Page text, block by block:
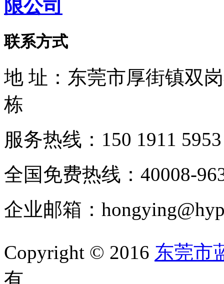
联系方式
地 址：东莞市厚街镇双
栋
服务热线：150 1911 5953
全国免费热线：40008-
企业邮箱：
Copyright © 2016 东莞市
有